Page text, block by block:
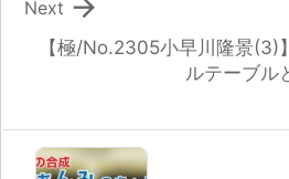
【極/No.2305小早川隆景(3)
ルテーブル

Next